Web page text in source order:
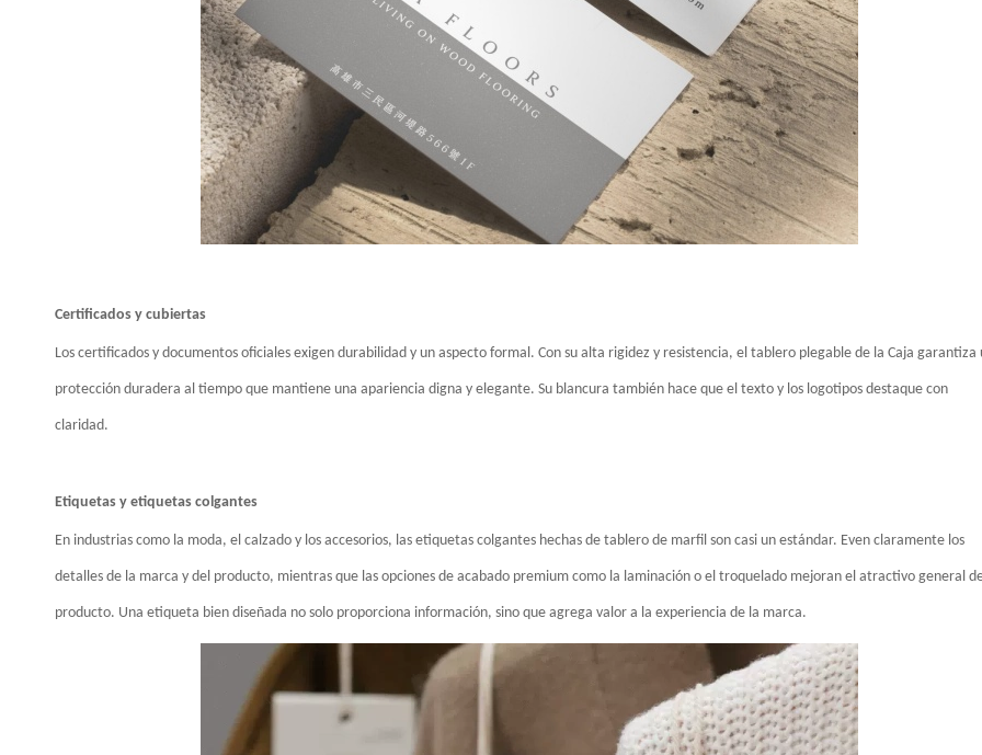
Certificados y cubiertas
Los certificados y documentos oficiales exigen durabilidad y un aspecto formal. Con su alta rigidez y resistencia, el tablero plegable de la Caja garantiza
protección duradera al tiempo que mantiene una apariencia digna y elegante. Su blancura también hace que el texto y los logotipos destaque con
claridad.
Etiquetas y etiquetas colgantes
En industrias como la moda, el calzado y los accesorios, las etiquetas colgantes hechas de tablero de marfil son casi un estándar. Even claramente los
detalles de la marca y del producto, mientras que las opciones de acabado premium como la laminación o el troquelado mejoran el atractivo general
producto. Una etiqueta bien diseñada no solo proporciona información, sino que agrega valor a la experiencia de la marca.